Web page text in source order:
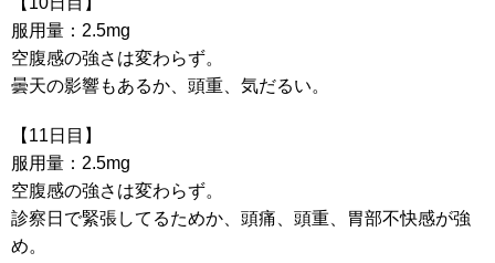
服用量：2.5mg
空腹感の強さは変わらず。
曇天の影響もあるか、頭重、気だるい。
【11日目】
服用量：2.5mg
空腹感の強さは変わらず。
診察日で緊張してるためか、頭痛、頭重、胃部不快感が強
め。